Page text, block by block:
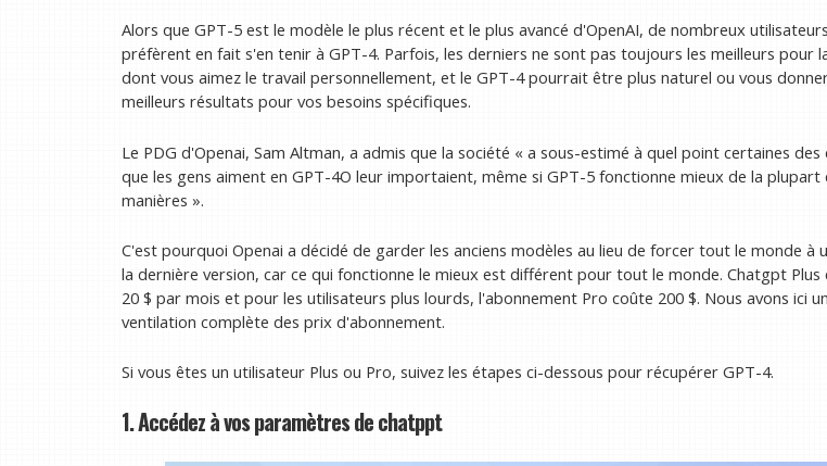
Alors que GPT-5 est le modèle le plus récent et le plus avancé d'OpenAI, de nombreux utilisateurs
préfèrent en fait s'en tenir à GPT-4. Parfois, les derniers ne sont pas toujours les meilleurs pour
dont vous aimez le travail personnellement, et le GPT-4 pourrait être plus naturel ou vous
meilleurs résultats pour vos besoins spécifiques.
Le PDG d'Openai, Sam Altman, a admis que la société « a sous-estimé à quel point certaines des
que les gens aiment en GPT-4O leur importaient, même si GPT-5 fonctionne mieux de la plupart
manières ».
C'est pourquoi Openai a décidé de garder les anciens modèles au lieu de forcer tout le monde à
la dernière version, car ce qui fonctionne le mieux est différent pour tout le monde. Chatgpt Plus
20 $ par mois et pour les utilisateurs plus lourds, l'abonnement Pro coûte 200 $. Nous avons ici
ventilation complète des prix d'abonnement.
Si vous êtes un utilisateur Plus ou Pro, suivez les étapes ci-dessous pour récupérer GPT-4.
1. Accédez à vos paramètres de chatppt